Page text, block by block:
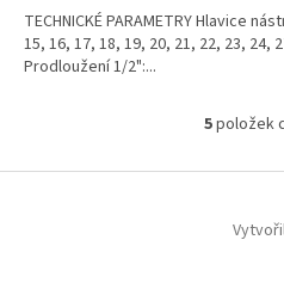
TECHNICKÉ PARAMETRY Hlavice
15, 16, 17, 18, 19, 20, 21, 22, 23, 24,
Prodloužení 1/2":...
O
l
d
5položek